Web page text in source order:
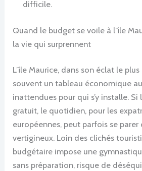
difficile.
Quand le budget se voile à l’île
la vie qui surprennent
L’île Maurice, dans son éclat le
souvent un tableau économique
inattendues pour qui s’y installe. Si
gratuit, le quotidien, pour les
européennes, peut parfois se parer
vertigineux. Loin des clichés
budgétaire impose une
sans préparation, risque de